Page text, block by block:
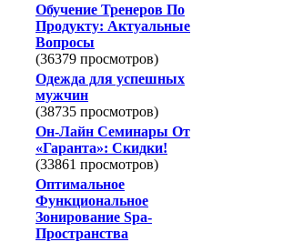
Обучение Тренеров По
Продукту: Актуальные
Вопросы
(36379 просмотров)
Одежда для успешных
мужчин
(38735 просмотров)
Он-Лайн Семинары От
«Гаранта»: Скидки!
(33861 просмотров)
Оптимальное
Функциональное
Зонирование Spa-
Пространства